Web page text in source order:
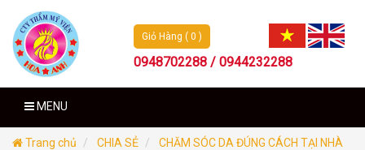
Giỏ Hàng ( 0 )
0948702288 / 0944232288
MENU
Trang chủ CHIA SẺ CHĂM SÓC DA ĐÚNG CÁCH TẠI NHÀ